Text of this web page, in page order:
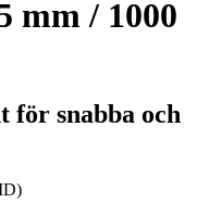
mm / 1000
för snabba och